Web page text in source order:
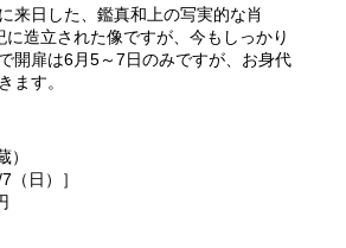
来日した、鑑真和上の写実的な肖
造立された像ですが、今もしっかり
開扉は6月5～7日のみですが、お身代
ます。
）
（日）］